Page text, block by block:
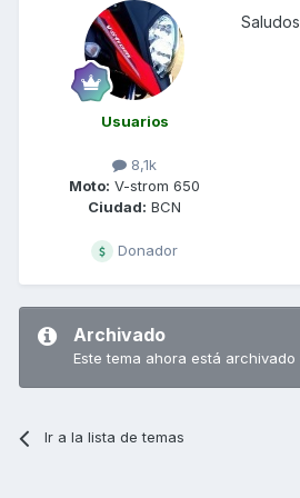
Usuarios
8,1k
Moto: V-strom 650
Ciudad: BCN
Donador
Archivado
Este tema ahora está
Ir a la lista de temas